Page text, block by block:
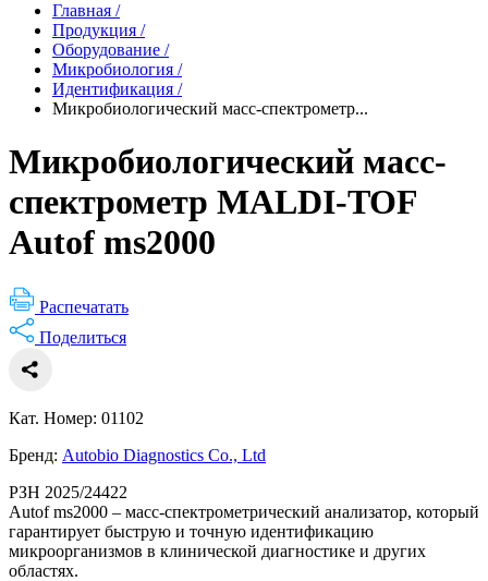
Главная /
Продукция /
Оборудование /
Микробиология /
Идентификация /
Микробиологический масс-спектрометр...
Микробиологический масс-
спектрометр MALDI-TOF
Autof ms2000
Распечатать
Поделиться
Кат. Номер: 01102
Бренд: Autobio Diagnostics Co., Ltd
РЗН 2025/24422
Autof ms2000 – масс-спектрометрический анализатор, который
гарантирует быструю и точную идентификацию
микроорганизмов в клинической диагностике и других
областях.